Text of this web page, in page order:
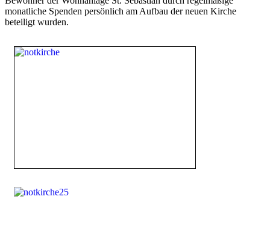
monatliche Spenden persönlich am Aufbau der neuen Kirche
beteiligt wurden.